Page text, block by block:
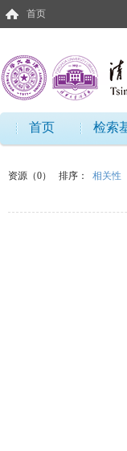
首页
首页 检索
资源（0） 排序： 相关性